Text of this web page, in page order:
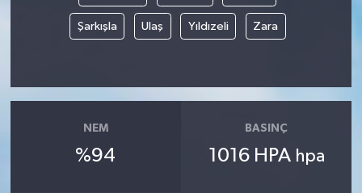
Şarkışla Ulaş Yıldızeli Zara
NEM
%94
BASINÇ
1016 HPA hpa